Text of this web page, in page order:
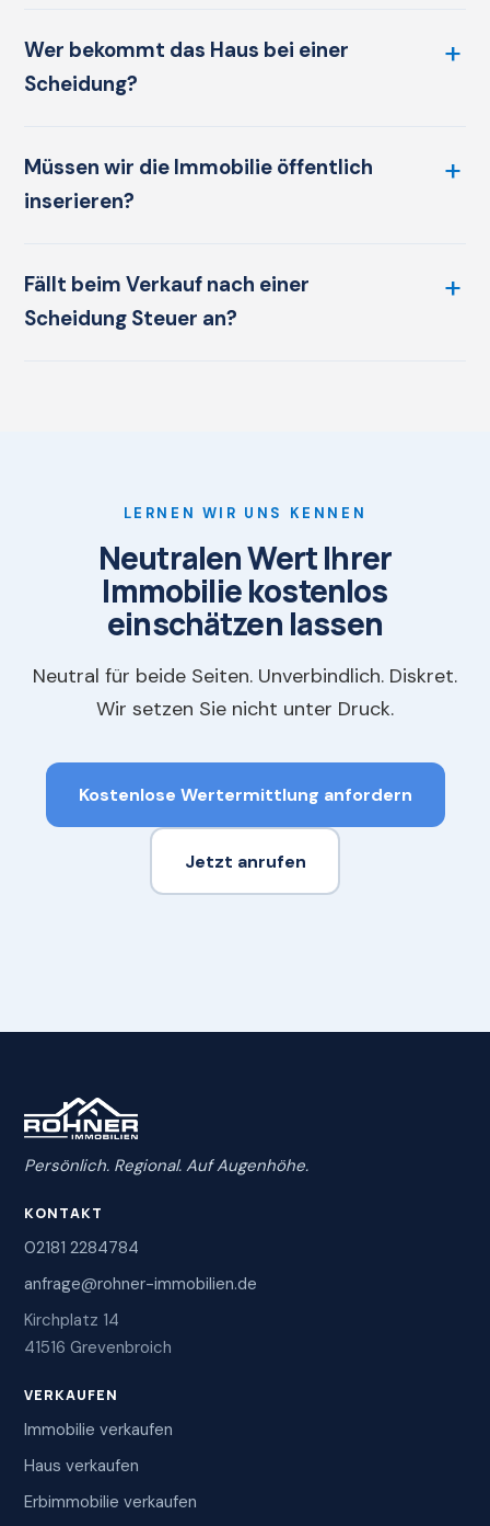
Wer bekommt das Haus bei einer
Scheidung?
Müssen wir die Immobilie öffentlich
inserieren?
Fällt beim Verkauf nach einer
Scheidung Steuer an?
LERNEN WIR UNS KENNEN
Neutralen Wert Ihrer
Immobilie kostenlos
einschätzen lassen
Neutral für beide Seiten. Unverbindlich. Diskret.
Wir setzen Sie nicht unter Druck.
Kostenlose Wertermittlung anfordern
Jetzt anrufen
Persönlich. Regional. Auf Augenhöhe.
KONTAKT
02181 2284784
anfrage@rohner-immobilien.de
Kirchplatz 14
41516 Grevenbroich
VERKAUFEN
Immobilie verkaufen
Haus verkaufen
Erbimmobilie verkaufen